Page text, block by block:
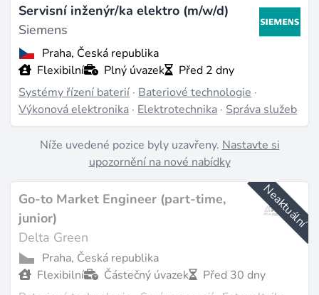
Poslední aktualizace: dub 4, 2026 | Nahlásit problém
Servisní inženýr/ka elektro (m/w/d)
Siemens
Praha, Česká republika
Flexibilní
Plný úvazek
Před 2 dny
Systémy řízení baterií · Bateriové technologie ·
Výkonová elektronika · Elektrotechnika · Správa služeb
Níže uvedené pozice byly uzavřeny.Nastavte si
upozornění na nové nabídky
Neaktuální
Go-to Market Engineer (part-time,
junior)
Delta Green
Praha, Česká republika
Flexibilní
Částečný úvazek
Před 30 dny